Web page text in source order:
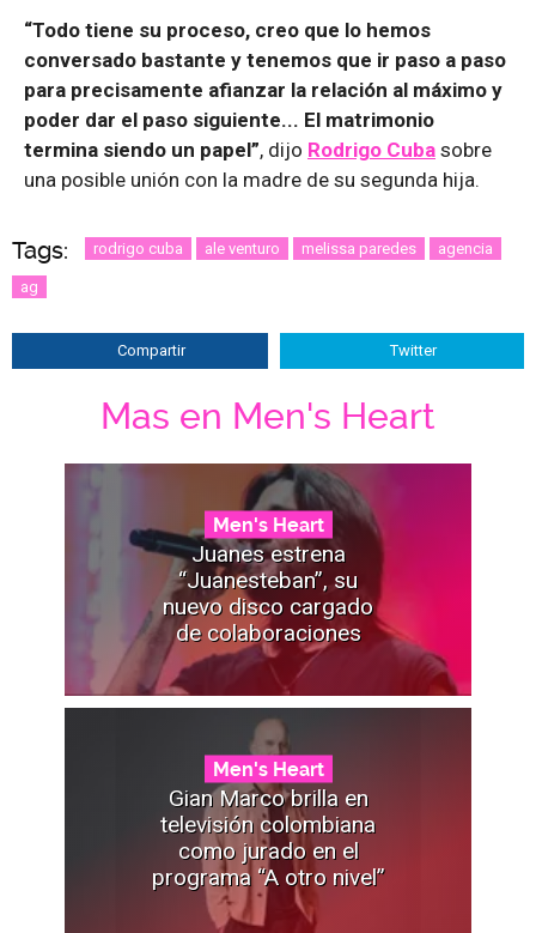
“Todo tiene su proceso, creo que lo hemos
conversado bastante y tenemos que ir paso a paso
para precisamente afianzar la relación al máximo y
poder dar el paso siguiente... El matrimonio
termina siendo un papel”, dijo Rodrigo Cuba sobre
una posible unión con la madre de su segunda hija.
Tags: rodrigo cuba ale venturo melissa paredes agencia
ag
Compartir Twitter
Mas en Men's Heart
Men's Heart
Juanes estrena
“Juanesteban”, su
nuevo disco cargado
de colaboraciones
Men's Heart
Gian Marco brilla en
televisión colombiana
como jurado en el
programa “A otro nivel”